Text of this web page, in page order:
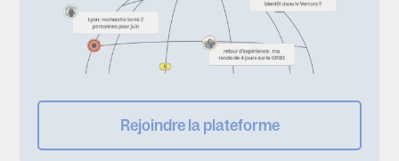
Rejoindre la plateforme